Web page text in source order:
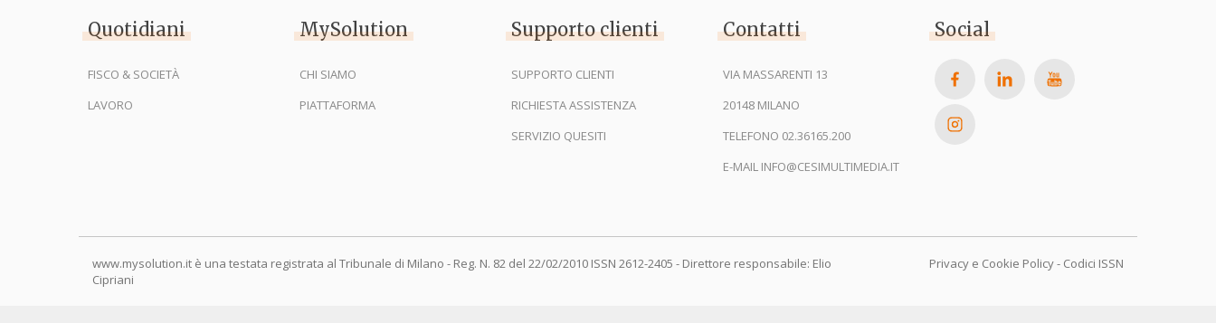
Quotidiani
FISCO & SOCIETÀ
LAVORO
MySolution
CHI SIAMO
PIATTAFORMA
Supporto clienti
SUPPORTO CLIENTI
RICHIESTA ASSISTENZA
SERVIZIO QUESITI
Contatti
VIA MASSARENTI 13
20148 MILANO
TELEFONO 02.36165.200
E-MAIL INFO@CESIMULTIMEDIA.IT
Social
www.mysolution.it è una testata registrata al Tribunale di Milano - Reg. N. 82 del 22/02/2010 ISSN 2612-2405 - Direttore responsabile: Elio
Cipriani
Privacy e Cookie Policy- Codici ISSN